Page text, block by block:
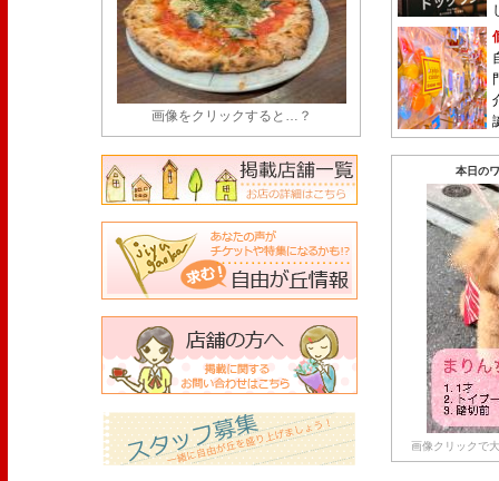
画像をクリックすると…？
本日の
画像クリックで